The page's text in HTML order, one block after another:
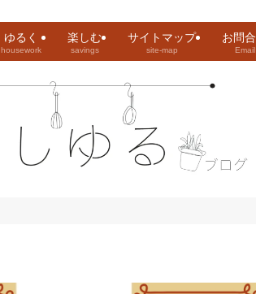
ゆるく
housework
楽しむ
savings
サイトマップ
site-map
お問
Email